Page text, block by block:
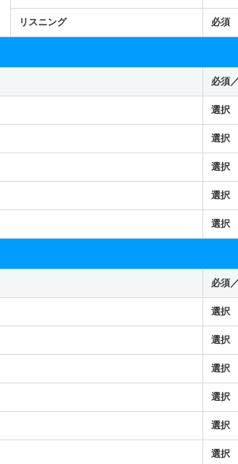
リスニング
必須
必須
選択
選択
選択
選択
選択
必須
選択
選択
選択
選択
選択
選択